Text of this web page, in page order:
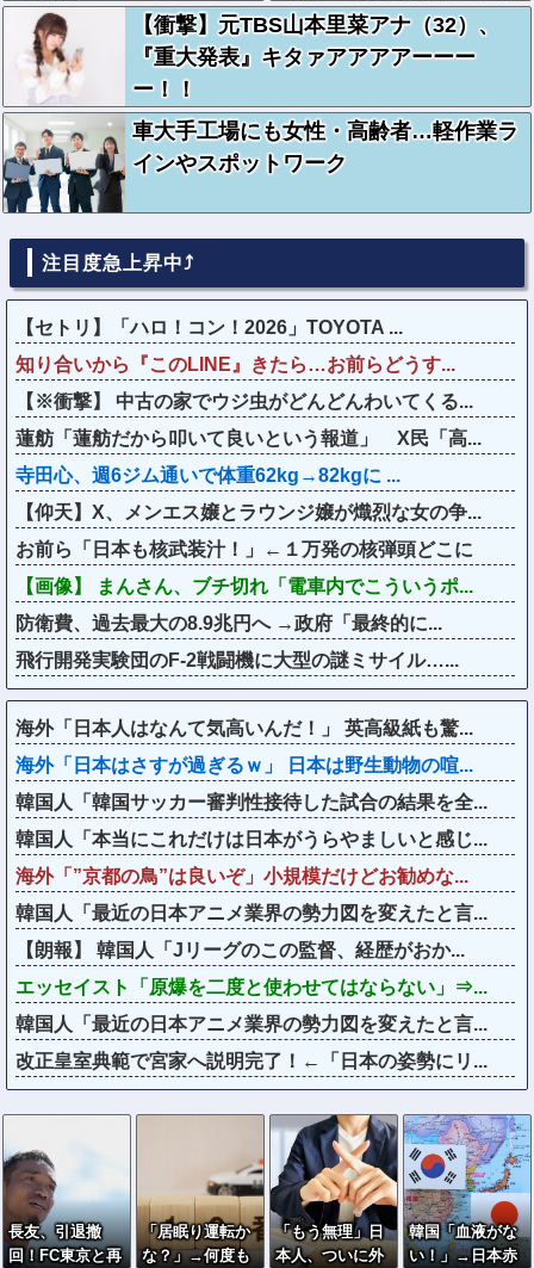
持ち表明してしまう←コレどっちが
悪いんや？？？？？？
【衝撃】元TBS山本里菜アナ（32）、
『重大発表』キタァアアアアーーー
ー！！
車大手工場にも女性・高齢者…軽作業ラ
インやスポットワーク
注目度急上昇中⤴
【セトリ】「ハロ！コン！2026」TOYOTA ...
知り合いから『このLINE』きたら…お前らどうす...
【※衝撃】 中古の家でウジ虫がどんどんわいてくる...
蓮舫「蓮舫だから叩いて良いという報道」 X民「高...
寺田心、週6ジム通いで体重62kg→82kgに ...
【仰天】X、メンエス嬢とラウンジ嬢が熾烈な女の争...
お前ら「日本も核武装汁！」←１万発の核弾頭どこに
【画像】 まんさん、ブチ切れ「電車内でこういうポ...
防衛費、過去最大の8.9兆円へ →政府「最終的に...
飛行開発実験団のF-2戦闘機に大型の謎ミサイル…...
海外「日本人はなんて気高いんだ！」 英高級紙も驚...
海外「日本はさすが過ぎるｗ」 日本は野生動物の喧...
韓国人「韓国サッカー審判性接待した試合の結果を全...
韓国人「本当にこれだけは日本がうらやましいと感じ...
海外「”京都の鳥”は良いぞ」小規模だけどお勧めな...
韓国人「最近の日本アニメ業界の勢力図を変えたと言...
【朗報】 韓国人「Jリーグのこの監督、経歴がおか...
エッセイスト「原爆を二度と使わせてはならない」⇒...
韓国人「最近の日本アニメ業界の勢力図を変えたと言...
改正皇室典範で宮家へ説明完了！←「日本の姿勢にリ...
長友、引退撤
回！FC東京と再
「居眠り運転か
な？」→何度も
「もう無理」日
本人、ついに外
韓国「血液がな
い！」→日本赤